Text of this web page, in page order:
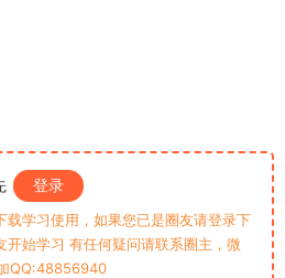
登录
载学习使用，如果您已是圈友请登录下
开始学习 有任何疑问请联系圈主，微
QQ:48856940